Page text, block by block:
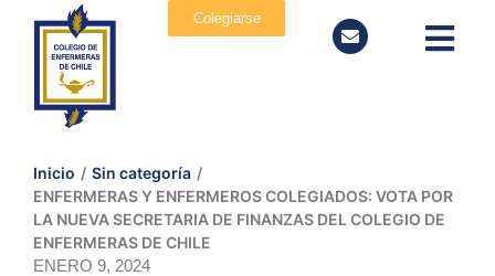
Colegiarse
Inicio / Sin categoría /
ENFERMERAS Y ENFERMEROS COLEGIADOS: VOTA POR
LA NUEVA SECRETARIA DE FINANZAS DEL COLEGIO DE
ENFERMERAS DE CHILE
ENERO 9, 2024